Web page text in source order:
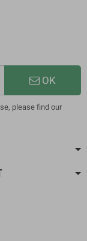
OK
please find our